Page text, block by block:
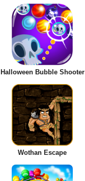
Halloween Bubble Shooter
Wothan Escape